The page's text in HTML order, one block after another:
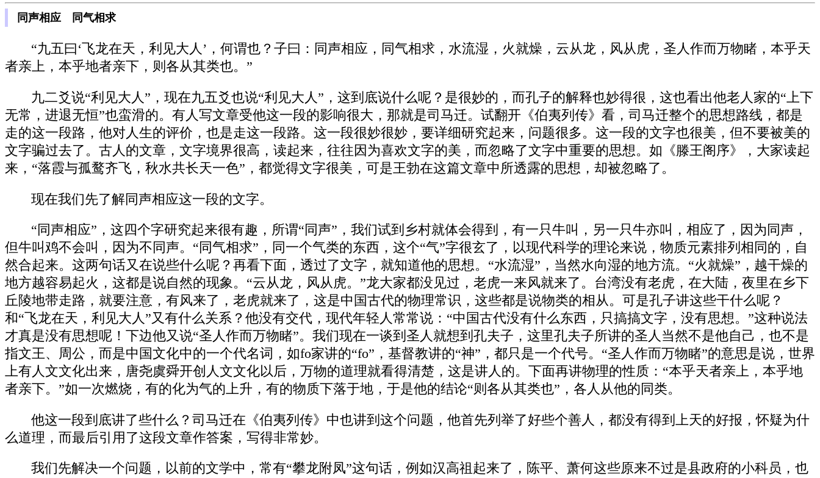
同声相应 同气相求
“九五曰‘飞龙在天，利见大人’，何谓也？子曰：同声相应，同气相求，水流湿，火就燥，云从龙，风从虎，圣人作而万物睹，本乎天
者亲上，本乎地者亲下，则各从其类也。”
九二爻说“利见大人”，现在九五爻也说“利见大人”，这到底说什么呢？是很妙的，而孔子的解释也妙得很，这也看出他老人家的“上下
无常，进退无恒”也蛮滑的。有人写文章受他这一段的影响很大，那就是司马迁。试翻开《伯夷列传》看，司马迁整个的思想路线，都是
走的这一段路，他对人生的评价，也是走这一段路。这一段很妙很妙，要详细研究起来，问题很多。这一段的文字也很美，但不要被美的
文字骗过去了。古人的文章，文字境界很高，读起来，往往因为喜欢文字的美，而忽略了文字中重要的思想。如《滕王阁序》，大家读起
来，“落霞与孤鹜齐飞，秋水共长天一色”，都觉得文字很美，可是王勃在这篇文章中所透露的思想，却被忽略了。
现在我们先了解同声相应这一段的文字。
“同声相应”，这四个字研究起来很有趣，所谓“同声”，我们试到乡村就体会得到，有一只牛叫，另一只牛亦叫，相应了，因为同声，
但牛叫鸡不会叫，因为不同声。“同气相求”，同一个气类的东西，这个“气”字很玄了，以现代科学的理论来说，物质元素排列相同的，自
然合起来。这两句话又在说些什么呢？再看下面，透过了文字，就知道他的思想。“水流湿”，当然水向湿的地方流。“火就燥”，越干燥的
地方越容易起火，这都是说自然的现象。“云从龙，风从虎。”龙大家都没见过，老虎一来风就来了。台湾没有老虎，在大陆，夜里在乡下
丘陵地带走路，就要注意，有风来了，老虎就来了，这是中国古代的物理常识，这些都是说物类的相从。可是孔子讲这些干什么呢？
和“飞龙在天，利见大人”又有什么关系？他没有交代，现代年轻人常常说：“中国古代没有什么东西，只搞搞文字，没有思想。”这种说法
才真是没有思想呢！下边他又说“圣人作而万物睹”。我们现在一谈到圣人就想到孔夫子，这里孔夫子所讲的圣人当然不是他自己，也不是
指文王、周公，而是中国文化中的一个代名词，如fo家讲的“fo”，基督教讲的“神”，都只是一个代号。“圣人作而万物睹”的意思是说，世界
上有人文文化出来，唐尧虞舜开创人文文化以后，万物的道理就看得清楚，这是讲人的。下面再讲物理的性质：“本乎天者亲上，本乎地
者亲下。”如一次燃烧，有的化为气的上升，有的物质下落于地，于是他的结论“则各从其类也”，各人从他的同类。
他这一段到底讲了些什么？司马迁在《伯夷列传》中也讲到这个问题，他首先列举了好些个善人，都没有得到上天的好报，怀疑为什
么道理，而最后引用了这段文章作答案，写得非常妙。
我们先解决一个问题，以前的文学中，常有“攀龙附凤”这句话，例如汉高祖起来了，陈平、萧何这些原来不过是县政府的小科员，也